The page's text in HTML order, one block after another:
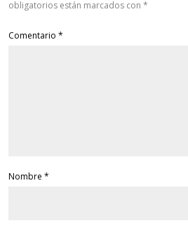
obligatorios están marcados con *
Comentario *
Nombre *